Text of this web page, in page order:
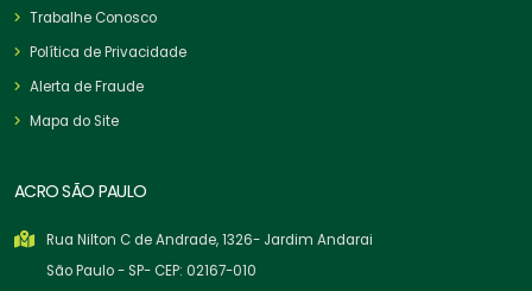
Trabalhe Conosco
Política de Privacidade
Alerta de Fraude
Mapa do Site
ACRO SÃO PAULO
Rua Nilton C de Andrade, 1326- Jardim Andarai
São Paulo - SP- CEP: 02167-010